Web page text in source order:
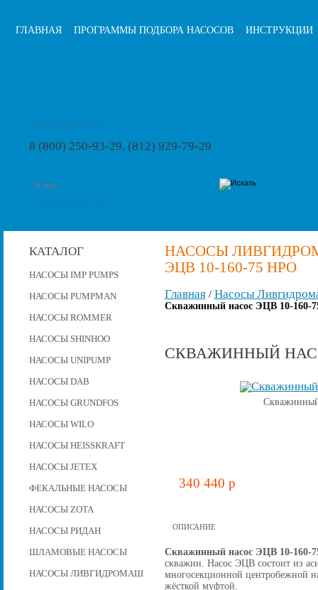
ГЛАВНАЯ ПРОГРАММЫ ПОДБОРА НАСОСОВ ИНСТРУКЦИИ
8 (800) 250-93-29, (812) 929-79-29
КАТАЛОГ
НАСОСЫ IMP PUMPS
НАСОСЫ PUMPMAN
НАСОСЫ ROMMER
НАСОСЫ SHINHOO
НАСОСЫ UNIPUMP
НАСОСЫ DAB
НАСОСЫ GRUNDFOS
НАСОСЫ WILO
НАСОСЫ HEISSKRAFT
НАСОСЫ JETEX
ФЕКАЛЬНЫЕ НАСОСЫ
НАСОСЫ ZOTA
НАСОСЫ РИДАН
ШЛАМОВЫЕ НАСОСЫ
НАСОСЫ ЛИВГИДРОМАШ
НАСОСЫ
ЭЦВ 10-160-75 НРО
Главная/ Насосы
Скважинный насос ЭЦВ 10-160-
СКВАЖИННЫЙ
340 440 p
ОПИСАНИЕ
Скважинный насос ЭЦВ 10-160-
скважин. Насос ЭЦВ состоит из
многосекционной центробежной
жёсткой муфтой.